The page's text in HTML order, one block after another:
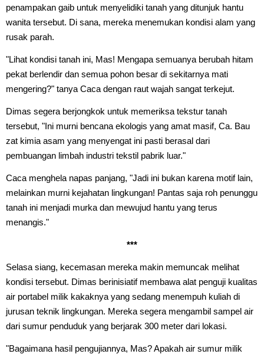
penampakan gaib untuk menyelidiki tanah yang ditunjuk hantu
wanita tersebut. Di sana, mereka menemukan kondisi alam yang
rusak parah.
"Lihat kondisi tanah ini, Mas! Mengapa semuanya berubah hitam
pekat berlendir dan semua pohon besar di sekitarnya mati
mengering?" tanya Caca dengan raut wajah sangat terkejut.
Dimas segera berjongkok untuk memeriksa tekstur tanah
tersebut, "Ini murni bencana ekologis yang amat masif, Ca. Bau
zat kimia asam yang menyengat ini pasti berasal dari
pembuangan limbah industri tekstil pabrik luar."
Caca menghela napas panjang, "Jadi ini bukan karena motif lain,
melainkan murni kejahatan lingkungan! Pantas saja roh penunggu
tanah ini menjadi murka dan mewujud hantu yang terus
menangis."
***
Selasa siang, kecemasan mereka makin memuncak melihat
kondisi tersebut. Dimas berinisiatif membawa alat penguji kualitas
air portabel milik kakaknya yang sedang menempuh kuliah di
jurusan teknik lingkungan. Mereka segera mengambil sampel air
dari sumur penduduk yang berjarak 300 meter dari lokasi.
"Bagaimana hasil pengujiannya, Mas? Apakah air sumur milik